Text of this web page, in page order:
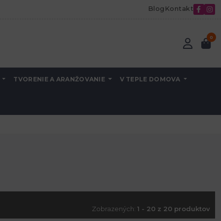
Blog Kontakt
0
TVORENIE A ARANŽOVANIE V TEPLE DOMOVA
Zobrazených: 1 - 20 z 20 produktov